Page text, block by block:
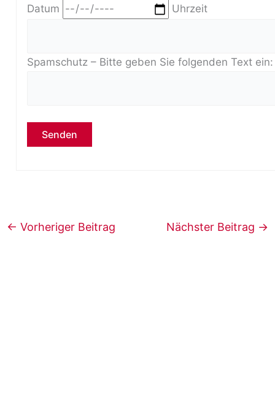
Datum Uhrzeit
Spamschutz – Bitte geben Sie folgenden Text
Bitte lasse dieses Feld leer.
← Vorheriger Beitrag Nächster Beitrag →